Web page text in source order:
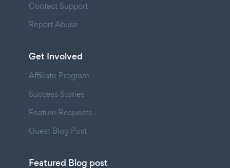
Contact Support
Report Abuse
Get Involved
Affiliate Program
Success Stories
Feature Requests
Guest Blog Post
Featured Blog post